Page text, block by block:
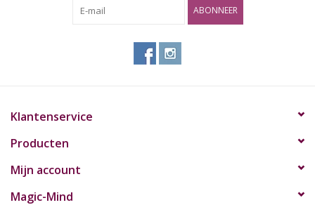
ABONNEER
Klantenservice
Producten
Mijn account
Magic-Mind